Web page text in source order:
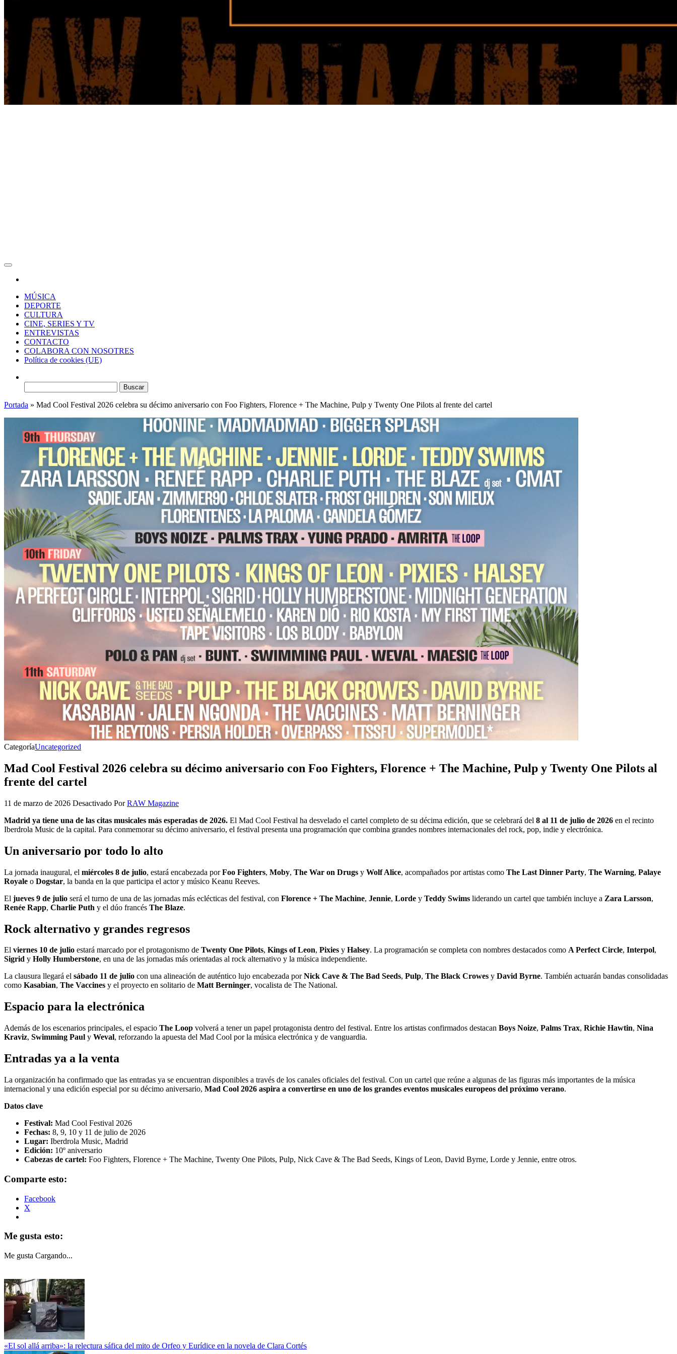
MÚSICA
DEPORTE
CULTURA
CINE, SERIES Y TV
ENTREVISTAS
CONTACTO
COLABORA CON NOSOTRES
Política de cookies (UE)
Portada » Mad Cool Festival 2026 celebra su décimo aniversario con Foo Fighters, Florence + The Machine, Pulp y Twenty One Pilots al frente del cartel
CategoríaUncategorized
Mad Cool Festival 2026 celebra su décimo aniversario con Foo Fighters, Florence + The Machine, Pulp y Twenty One Pilots al
frente del cartel
11 de marzo de 2026 Desactivado Por RAW Magazine
Madrid ya tiene una de las citas musicales más esperadas de 2026. El Mad Cool Festival ha desvelado el cartel completo de su décima edición, que se celebrará del 8 al 11 de julio de 2026 en el recinto
Iberdrola Music de la capital. Para conmemorar su décimo aniversario, el festival presenta una programación que combina grandes nombres internacionales del rock, pop, indie y electrónica.
Un aniversario por todo lo alto
La jornada inaugural, el miércoles 8 de julio, estará encabezada porFoo Fighters, Moby, The War on Drugs y Wolf Alice, acompañados por artistas como The Last Dinner Party, The Warning, Palaye
Royale o Dogstar, la banda en la que participa el actor y músico Keanu Reeves.
El jueves 9 de julio será el turno de una de las jornadas más eclécticas del festival, con Florence + The Machine, Jennie, Lorde y Teddy Swims liderando un cartel que también incluye a Zara Larsson,
Renée Rapp, Charlie Puth y el dúo francés The Blaze.
Rock alternativo y grandes regresos
El viernes 10 de julio estará marcado por el protagonismo de Twenty One Pilots, Kings of Leon, Pixies y Halsey. La programación se completa con nombres destacados como A Perfect Circle, Interpol,
Sigrid y Holly Humberstone, en una de las jornadas más orientadas al rock alternativo y la música independiente.
La clausura llegará el sábado 11 de julio con una alineación de auténtico lujo encabezada porNick Cave & The Bad Seeds, Pulp, The Black Crowes y David Byrne. También actuarán bandas consolidadas
como Kasabian, The Vaccines y el proyecto en solitario de Matt Berninger, vocalista de The National.
Espacio para la electrónica
Además de los escenarios principales, el espacio The Loop volverá a tener un papel protagonista dentro del festival. Entre los artistas confirmados destacan Boys Noize, Palms Trax, Richie Hawtin, Nina
Kraviz, Swimming Paul y Weval, reforzando la apuesta del Mad Cool por la música electrónica y de vanguardia.
Entradas ya a la venta
La organización ha confirmado que las entradas ya se encuentran disponibles a través de los canales oficiales del festival. Con un cartel que reúne a algunas de las figuras más importantes de la música
internacional y una edición especial por su décimo aniversario, Mad Cool 2026 aspira a convertirse en uno de los grandes eventos musicales europeos del próximo verano.
Datos clave
Festival: Mad Cool Festival 2026
Fechas: 8, 9, 10 y 11 de julio de 2026
Lugar: Iberdrola Music, Madrid
Edición: 10º aniversario
Cabezas de cartel: Foo Fighters, Florence + The Machine, Twenty One Pilots, Pulp, Nick Cave & The Bad Seeds, Kings of Leon, David Byrne, Lorde y Jennie, entre otros.
Comparte esto:
Facebook
X
Me gusta esto:
Me gusta Cargando...
«El sol allá arriba»: la relectura sáfica del mito de Orfeo y Eurídice en la novela de Clara Cortés